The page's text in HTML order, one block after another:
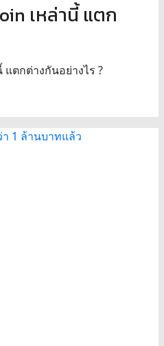
เหล่านี้ แตก
แตกต่างกันอย่างไร ?